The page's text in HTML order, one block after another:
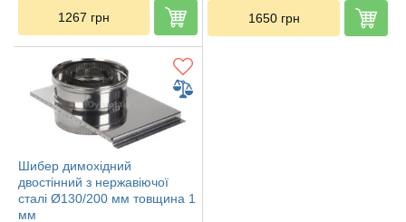
1267 грн 1650 грн
Шибер димохідний
двостінний з нержавіючої
сталі Ø130/200 мм товщина 1
мм